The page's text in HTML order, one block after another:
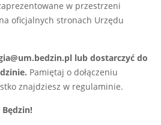
w przestrzeni
oficjalnych stronach Urzędu
lub dostarczyć do
Pamiętaj o dołączeniu
znajdziesz w regulaminie.